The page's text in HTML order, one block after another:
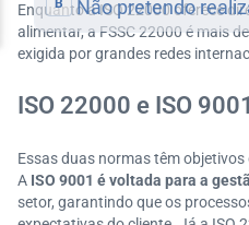
Enquanto a ISO 22000 oferece
alimentar, a FSSC 22000 é mais
exigida por grandes redes
ISO 22000 e ISO
Essas duas normas têm
A ISO 9001 é voltada para a
setor, garantindo que os